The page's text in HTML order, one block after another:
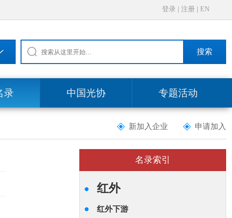
登录 注册 EN
搜索
录 中国光协 专题活动
新加入企业 申请加入
名录索引
红外
红外下游